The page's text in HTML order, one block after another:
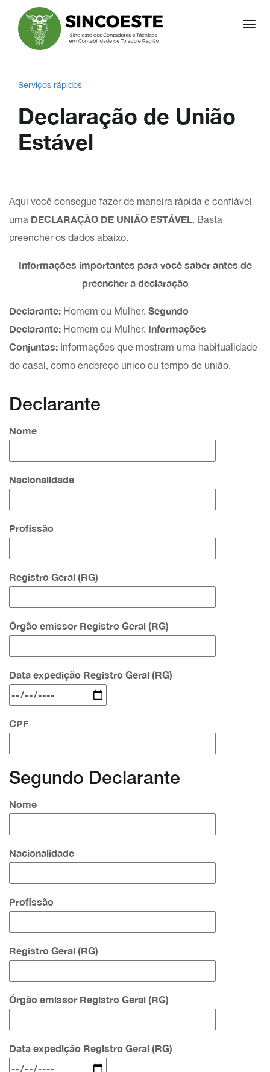
Pular
para
o
conteúdo
Serviços rápidos
Declaração de União
Estável
Aqui você consegue fazer de maneira rápida e confiável
uma DECLARAÇÃO DE UNIÃO ESTÁVEL. Basta
preencher os dados abaixo.
Informações importantes para você saber antes de
preencher a declaração
Declarante: Homem ou Mulher. Segundo
Declarante: Homem ou Mulher. Informações
Conjuntas: Informações que mostram uma habitualidade
do casal, como endereço único ou tempo de união.
Declarante
Nome
Nacionalidade
Profissão
Registro Geral (RG)
Órgão emissor Registro Geral (RG)
Data expedição Registro Geral (RG)
CPF
Segundo Declarante
Nome
Nacionalidade
Profissão
Registro Geral (RG)
Órgão emissor Registro Geral (RG)
Data expedição Registro Geral (RG)